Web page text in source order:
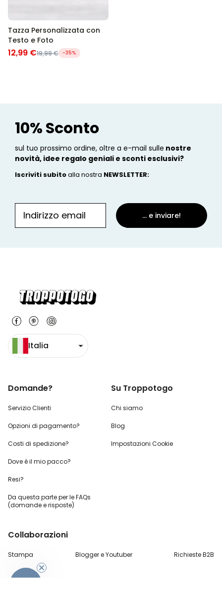
Tazza Personalizzata con
Testo e Foto
12,99 €19,99 € -35%
10% Sconto
sul tuo prossimo ordine, oltre a e-mail sulle nostre
novità, idee regalo geniali e sconti esclusivi?
Iscriviti subitoalla nostra NEWSLETTER:
... e inviare!
Italia
Domande?
Servizio Clienti
Opzioni di pagamento?
Costi di spedizione?
Dove è il mio pacco?
Resi?
Da questa parte perle FAQs
(domande e risposte)
Su Troppotogo
Chi siamo
Blog
Impostazioni Cookie
Collaborazioni
Stampa Blogger e Youtuber Richieste B2B
-10%